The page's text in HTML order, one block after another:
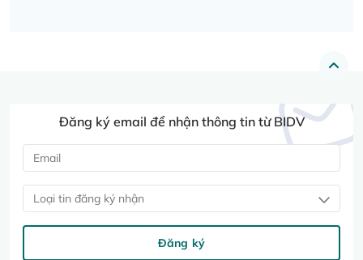
Đăng ký email để nhận thông tin từ BIDV
Loại tin đăng ký nhận
Đăng ký